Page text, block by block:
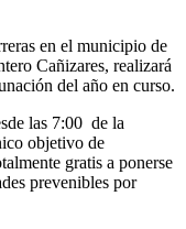
en el municipio de
Cañizares, realizará
del año en curso.
las 7:00 de la
objetivo de
gratis a ponerse
prevenibles por